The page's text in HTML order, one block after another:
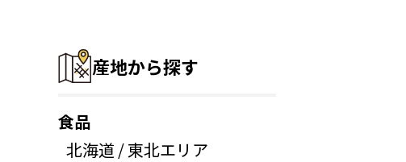
産地から探す
食品
北海道 / 東北エリア